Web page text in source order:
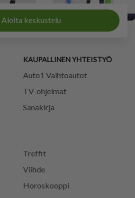
Aloita keskustelu
Treffit
Viihde
Horoskooppi
KAUPALLINEN YHTEISTYÖ
Auto1 Vaihtoautot
TV-ohjelmat
Sanakirja